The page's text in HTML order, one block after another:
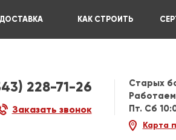
ДОСТАВКА КАК СТРОИТЬ
228-71-26
Заказать звонок
Старых
Пт. Сб
Карта